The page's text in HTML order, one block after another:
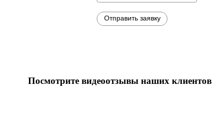
Посмотрите видеоотзывы наших клиентов